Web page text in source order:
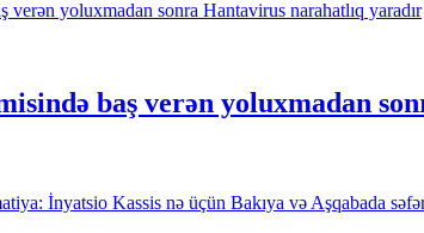
baş verən yoluxmadan